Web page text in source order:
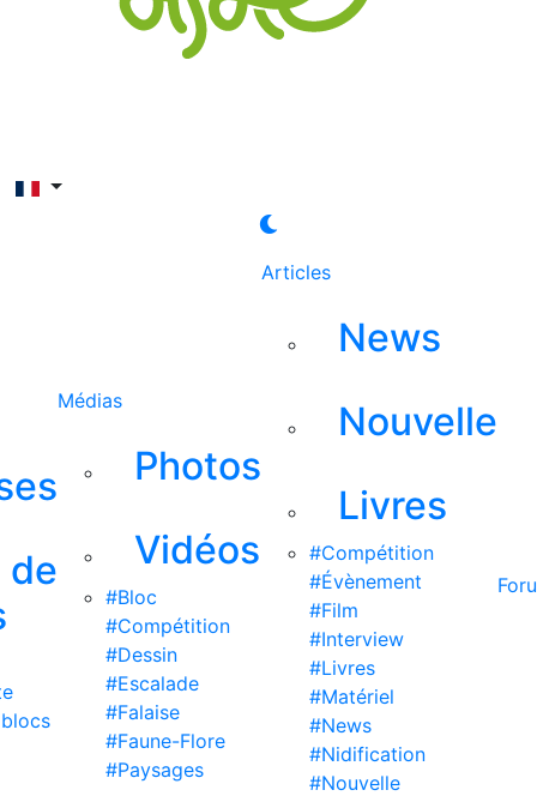
de
Médias
Photos
Vidéos
#Bloc
#Compétition
#Dessin
#Escalade
#Falaise
#Faune-Flore
#Paysages
Articles
News
Nouvelle
Livres
#Compétition
#Évènement
#Film
#Interview
#Livres
#Matériel
#News
#Nidification
#Nouvelle